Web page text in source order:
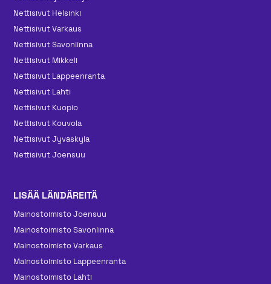
Nettisivut Helsinki
Nettisivut Varkaus
Nettisivut Savonlinna
Nettisivut Mikkeli
Nettisivut Lappeenranta
Nettisivut Lahti
Nettisivut Kuopio
Nettisivut Kouvola
Nettisivut Jyväskylä
Nettisivut Joensuu
LISÄÄ LÄNDÄREITÄ
Mainos­toimisto Joensuu
Mainos­toimisto Savonlinna
Mainos­toimisto Varkaus
Mainos­toimisto Lappeenranta
Mainos­toimisto Lahti